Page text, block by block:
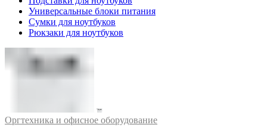
Универсальные блоки питания
Сумки для ноутбуков
Рюкзаки для ноутбуков
Оргтехника и офисное оборудование